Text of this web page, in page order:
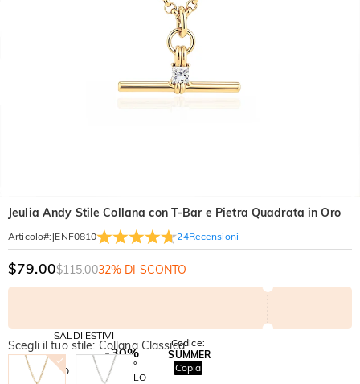
Jeulia Andy Stile Collana con T-Bar e Pietra Quadrata in Oro
Articolo#: JENF0810 24Recensioni
$79.00$115.0032% DI SCONTO
SALDI ESTIVI
-10%
SU TUTTO
-30%
SUL 2°
ARTICOLO
Codice:
SUMMER
Copia
Scegli il tuo stile: Collana Classica